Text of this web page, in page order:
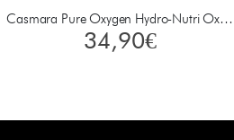
Casmara Pure Oxygen Hydro-Nutri Oxygenating Cream 50 ml
34,90€